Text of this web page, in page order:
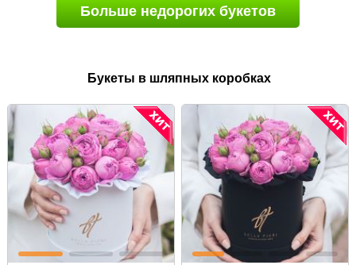
Больше недорогих букетов
Букеты в шляпных коробках